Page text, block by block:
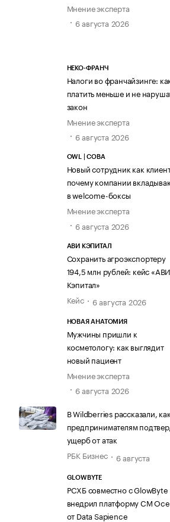
Мнение эксперта
6 августа 2026
НЕКО-ФРАНЧ
Налоги во франчайзинге:
платить меньше и не
закон
Мнение эксперта
6 августа 2026
OWL | СОВА
Новый сотрудник как
почему компании
в welcome-боксы
Мнение эксперта
6 августа 2026
АВИ КЭПИТАЛ
Сохранить агроэкспортеру
194,5 млн рублей: кейс «АВИ
Кэпитал»
Кейс
6 августа 2026
НОВАЯ АНАТОМИЯ
Мужчины пришли к
косметологу: как выглядит
новый пациент
Мнение эксперта
6 августа 2026
В Wildberries рассказали, как
предпринимателям
ущерб от атак
РБК Бизнес
6 августа
GLOWBYTE
РСХБ совместно с GlowByte
внедрил платформу CM
от Data Sapience